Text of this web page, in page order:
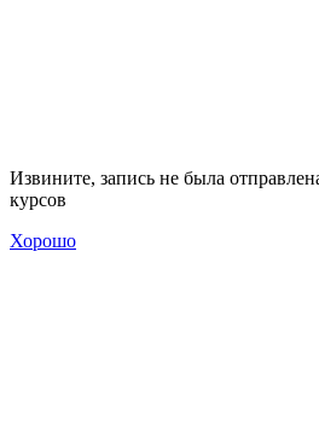
Извините, запись не была
курсов
Хорошо